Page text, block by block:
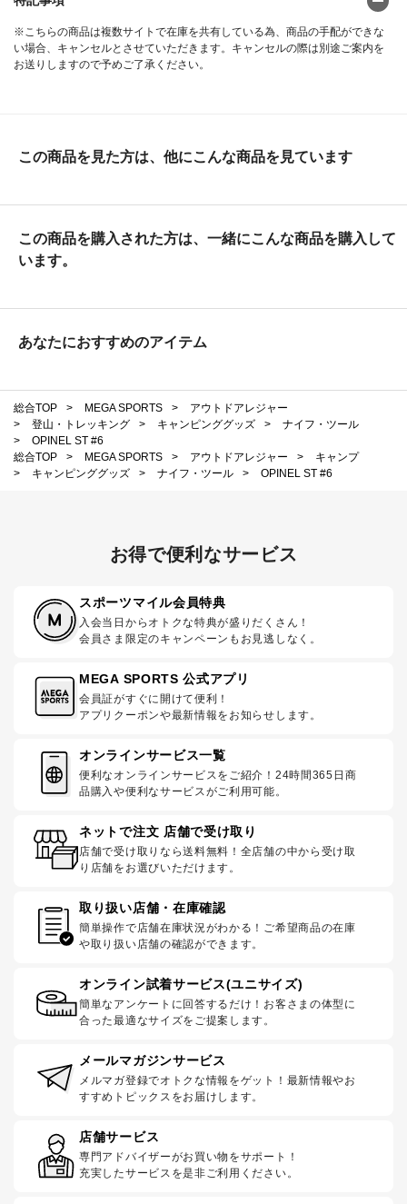
※こちらの商品は複数サイトで在庫を共有している為、商品の手配ができな
い場合、キャンセルとさせていただきます。キャンセルの際は別途ご案内を
お送りしますので予めご了承ください。
この商品を見た方は、他にこんな商品を見ています
この商品を購入された方は、一緒にこんな商品を購入して
います。
あなたにおすすめのアイテム
総合TOP > MEGA SPORTS >
アウトドアレジャー
>
登山・トレッキング > キャンピンググッズ >
ナイフ・ツール
>
OPINEL ST #6
総合TOP
> MEGA SPORTS > アウトドアレジャー >
キャンプ
>
キャンピンググッズ > ナイフ・ツール > OPINEL ST #6
お得で便利なサービス
スポーツマイル会員特典
入会当日からオトクな特典が盛りだくさん！
会員さま限定のキャンペーンもお見逃しなく。
MEGA SPORTS 公式アプリ
会員証がすぐに開けて便利！
アプリクーポンや最新情報をお知らせします。
オンラインサービス一覧
便利なオンラインサービスをご紹介！24時間365日商
品購入や便利なサービスがご利用可能。
ネットで注文 店舗で受け取り
店舗で受け取りなら送料無料！全店舗の中から受け取
り店舗をお選びいただけます。
取り扱い店舗・在庫確認
簡単操作で店舗在庫状況がわかる！ご希望商品の在庫
や取り扱い店舗の確認ができます。
オンライン試着サービス(ユニサイズ)
簡単なアンケートに回答するだけ！お客さまの体型に
合った最適なサイズをご提案します。
メールマガジンサービス
メルマガ登録でオトクな情報をゲット！最新情報やお
すすめトピックスをお届けします。
店舗サービス
専門アドバイザーがお買い物をサポート！
充実したサービスを是非ご利用ください。